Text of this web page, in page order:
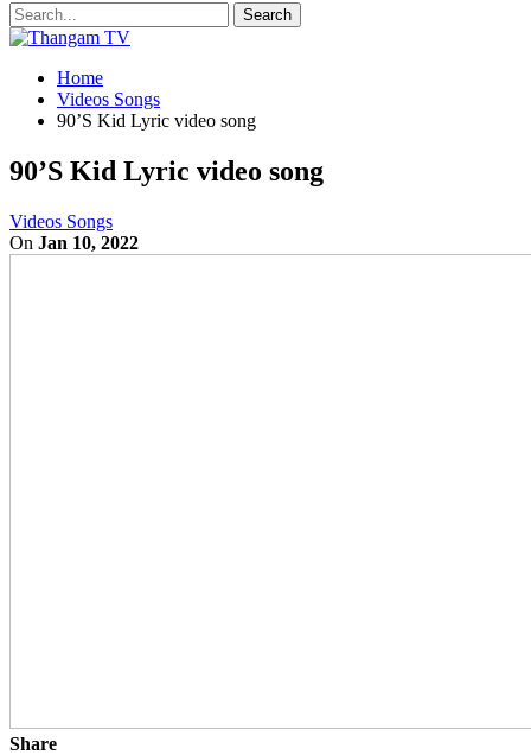
Home
Videos Songs
90’S Kid Lyric video song
90’S Kid Lyric video song
Videos Songs
On Jan 10, 2022
Share